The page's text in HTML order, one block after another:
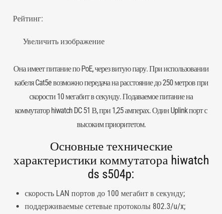
Рейтинг:
Увеличить изображение
Она имеет питание по PoE, черезвитую пару. При использовании
кабеля Cat5e возможно передача на расстояние до 250 метров при
скорости 10 мегабит в секунду. Подаваемое питание на
коммутаторhiwatch DC 51 В, при 1,25 амперах. Один Uplink порт с
высоким приоритетом.
Основные технические
характеристики коммутатора hiwatch
ds s504p:
скорость LAN портов до 100 мегабит в секунду;
поддерживаемые сетевые протоколы 802.3/u/x;